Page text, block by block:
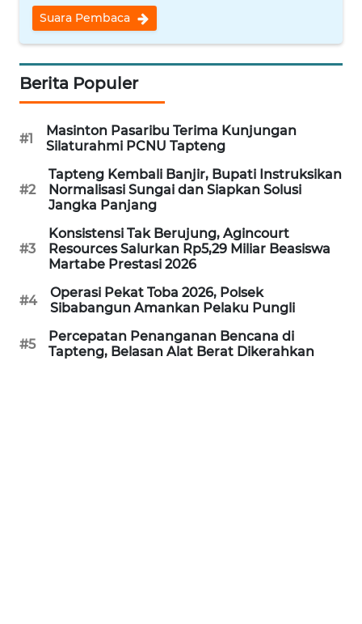
Suara Pembaca
Berita Populer
#1
Masinton Pasaribu Terima Kunjungan
Silaturahmi PCNU Tapteng
#2
Tapteng Kembali Banjir, Bupati Instruksikan
Normalisasi Sungai dan Siapkan Solusi
Jangka Panjang
#3
Konsistensi Tak Berujung, Agincourt
Resources Salurkan Rp5,29 Miliar Beasiswa
Martabe Prestasi 2026
#4
Operasi Pekat Toba 2026, Polsek
Sibabangun Amankan Pelaku Pungli
#5
Percepatan Penanganan Bencana di
Tapteng, Belasan Alat Berat Dikerahkan
KUNINGAN
MAJALENGKA
SUBANG
WN
SUKABUMI
WN
PURWAKARTA
WN
PRIANGAN